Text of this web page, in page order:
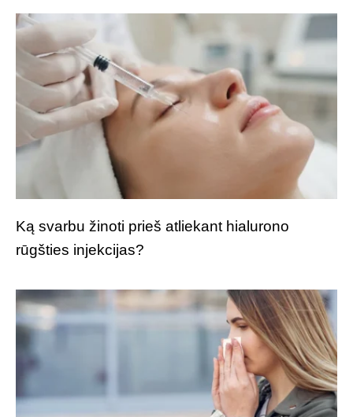
Ką svarbu žinoti prieš atliekant hialurono
rūgšties injekcijas?